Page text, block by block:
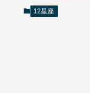
12星座